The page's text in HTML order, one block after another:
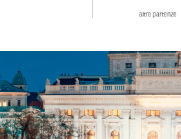
altre partenze